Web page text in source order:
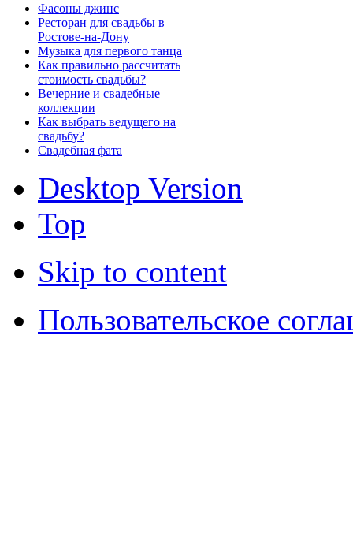
Фасоны джинс
Ресторан для свадьбы в
Ростове-на-Дону
Музыка для первого танца
Как правильно рассчитать
стоимость свадьбы?
Вечерние и свадебные
коллекции
Как выбрать ведущего на
свадьбу?
Свадебная фата
Desktop Version
Top
Skip to content
Пользовательское